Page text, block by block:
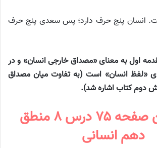
انسان پنج حرف دارد؛ پس سعدی پنج حرف
اول به معنای «مصداق خارجی انسان» و در
«لفظ انسان» است (به تفاوت میان مصداق
دوم کتاب اشاره شد).
حل تمرین صفحه ۷۵ درس ۸ منطق
دهم انسانی